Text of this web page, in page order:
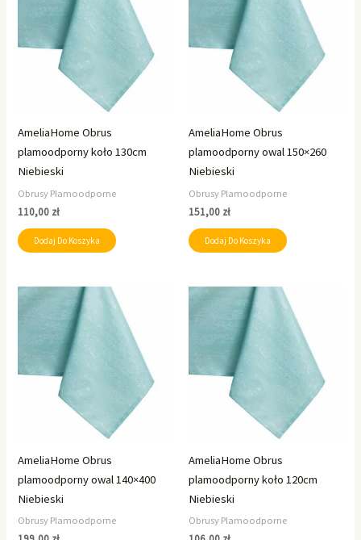
AmeliaHome Obrus
plamoodporny koło 130cm
Niebieski
Obrusy Plamoodporne
110,00 zł
Dodaj Do Koszyka
AmeliaHome Obrus
plamoodporny owal 150×260
Niebieski
Obrusy Plamoodporne
151,00 zł
Dodaj Do Koszyka
AmeliaHome Obrus
plamoodporny owal 140×400
Niebieski
Obrusy Plamoodporne
AmeliaHome Obrus
plamoodporny koło 120cm
Niebieski
Obrusy Plamoodporne